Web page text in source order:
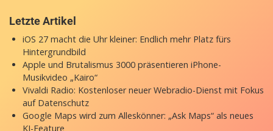
Letzte Artikel
iOS 27 macht die Uhr kleiner: Endlich mehr Platz fürs
Hintergrundbild
Apple und Brutalismus 3000 präsentieren iPhone-
Musikvideo „Kairo“
Vivaldi Radio: Kostenloser neuer Webradio-Dienst mit Fokus
auf Datenschutz
Google Maps wird zum Alleskönner: „Ask Maps“ als neues
KI-Feature